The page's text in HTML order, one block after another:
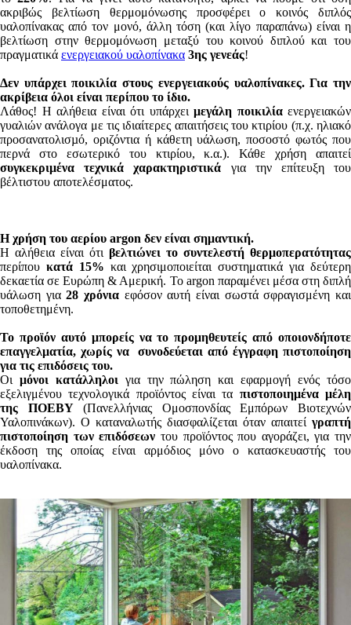
ακριβώς βελτίωση θερμομόνωσης προσφέρει ο κοινός διπλός
υαλοπίνακας από τον μονό, άλλη τόση (και λίγο παραπάνω) είναι η
βελτίωση στην θερμομόνωση μεταξύ του κοινού διπλού και του
πραγματικά ενεργειακού υαλοπίνακα 3ης γενεάς!
Δεν υπάρχει ποικιλία στους ενεργειακούς υαλοπίνακες. Για την
ακρίβεια όλοι είναι περίπου το ίδιο.
Λάθος! Η αλήθεια είναι ότι υπάρχει μεγάλη ποικιλία ενεργειακών
γυαλιών ανάλογα με τις ιδιαίτερες απαιτήσεις του κτιρίου (π.χ. ηλιακό
προσανατολισµό, οριζόντια ή κάθετη υάλωση, ποσοστό φωτός που
περνά στο εσωτερικό του κτιρίου, κ.α.). Κάθε χρήση απαιτεί
συγκεκριμένα τεχνικά χαρακτηριστικά για την επίτευξη του
βέλτιστου αποτελέσματος.
Η χρήση του αερίου argon δεν είναι σημαντική.
Η αλήθεια είναι ότι βελτιώνει το συντελεστή θερμοπερατότητας
περίπου κατά 15% και χρησιμοποιείται συστηματικά για δεύτερη
δεκαετία σε Ευρώπη & Αμερική. Το argon παραμένει μέσα στη διπλή
υάλωση για28 χρόνια εφόσον αυτή είναι σωστά σφραγισμένη και
τοποθετημένη.
Το προϊόν αυτό μπορείς να το προμηθευτείς από οποιονδήποτε
επαγγελματία, χωρίς να συνοδεύεται από έγγραφη πιστοποίηση
για τις επιδόσεις του.
Οι μόνοι κατάλληλοι για την πώληση και εφαρμογή ενός τόσο
εξελιγμένου τεχνολογικά προϊόντος είναι τα πιστοποιημένα μέλη
της ΠΟΕΒΥ(Πανελλήνιας Ομοσπονδίας Εμπόρων Βιοτεχνών
Υαλοπινάκων). Ο καταναλωτής διασφαλίζεται όταν απαιτεί γραπτή
πιστοποίηση των επιδόσεων του προϊόντος που αγοράζει, για την
έκδοση της οποίας είναι αρμόδιος μόνο ο κατασκευαστής του
υαλοπίνακα.